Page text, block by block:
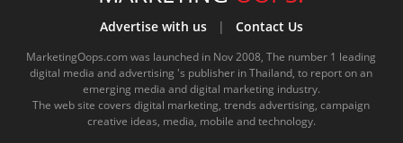
b
o
o
k
u
b
e
.
m
m
e
a
g
r
a
o
k
.
c
Advertise with us| Contact Us
MarketingOops.com was launched in Nov 2008, The number 1 leading
digital media and advertising 's publisher in Thailand, to report on an
emerging media and digital marketing industry.
The web site covers digital marketing, trends advertising, campaign
creative ideas, media, mobile and technology.